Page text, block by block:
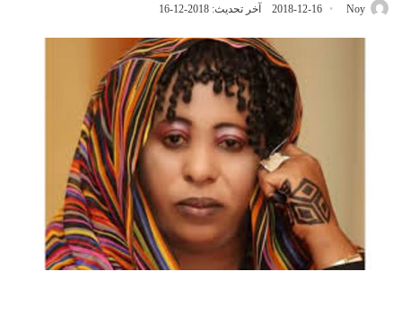
Noy
2018-12-16 آخر تحديث: 2018-12-16